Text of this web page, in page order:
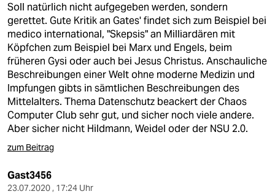
Soll natürlich nicht aufgegeben werden, sondern
gerettet. Gute Kritik an Gates' findet sich zum Beispiel bei
medico international, "Skepsis" an Milliardären mit
Köpfchen zum Beispiel bei Marx und Engels, beim
früheren Gysi oder auch bei Jesus Christus. Anschauliche
Beschreibungen einer Welt ohne moderne Medizin und
Impfungen gibts in sämtlichen Beschreibungen des
Mittelalters. Thema Datenschutz beackert der Chaos
Computer Club sehr gut, und sicher noch viele andere.
Aber sicher nicht Hildmann, Weidel oder der NSU 2.0.
zum Beitrag
Gast3456
23.07.2020 , 17:24 Uhr